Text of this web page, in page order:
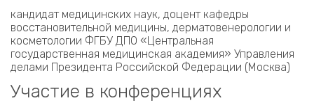
кандидат медицинских наук, доцент кафедры
восстановительной медицины, дерматовенерологии и
косметологии ФГБУ ДПО «Центральная
государственная медицинская академия» Управления
делами Президента Российской Федерации (Москва)
Участие в конференциях